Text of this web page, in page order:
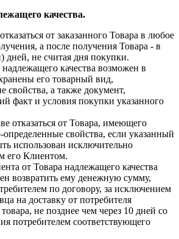
качества.
от заказанного Товара в любое
а после получения Товара - в
дней, не считая дня покупки.
качества возможен в
его товарный вид,
свойства, а также документ,
факт и условия покупки указанного
отказаться от Товара, имеющего
свойства, если указанный
использован исключительно
его Клиентом.
от Товара надлежащего качества
возвратить ему денежную сумму,
по договору, за исключением
на доставку от потребителя
не позднее чем через 10 дней со
потребителем соответствующего